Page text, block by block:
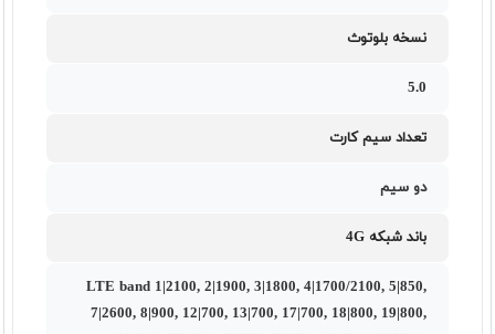
نسخه بلوتوث
5.0
تعداد سیم کارت
دو سیم
باند شبکه 4G
LTE band 1|2100, 2|1900, 3|1800, 4|1700/2100, 5|850,
7|2600, 8|900, 12|700, 13|700, 17|700, 18|800, 19|800,